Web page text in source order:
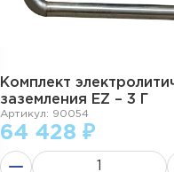
Комплект
заземления EZ – 3 Г
Артикул: 90054
64 428 ₽